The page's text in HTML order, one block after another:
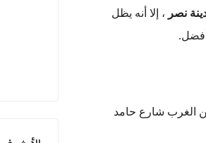
نصر ، إلا أنه يظل
الغرب شارع حامد